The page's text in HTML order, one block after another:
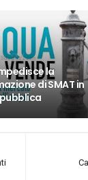
la
di SMAT in